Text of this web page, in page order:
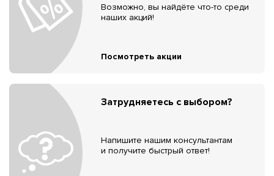
Возможно, вы найдёте что-то среди
наших акций!
Посмотреть акции
Затрудняетесь с выбором?
Напишите нашим консультантам
и получите быстрый ответ!